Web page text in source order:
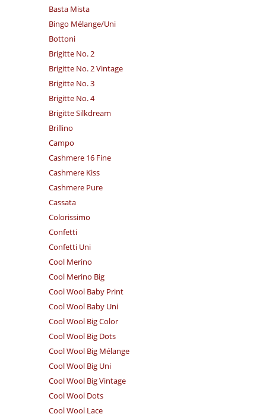
Basta Mista
Bingo Mélange/​Uni
Bottoni
Brigitte No. 2
Brigitte No. 2 Vintage
Brigitte No. 3
Brigitte No. 4
Brigitte Silkdream
Brillino
Campo
Cashmere 16 Fine
Cashmere Kiss
Cashmere Pure
Cassata
Colorissimo
Confetti
Confetti Uni
Cool Merino
Cool Merino Big
Cool Wool Baby Print
Cool Wool Baby Uni
Cool Wool Big Color
Cool Wool Big Dots
Cool Wool Big Mélange
Cool Wool Big Uni
Cool Wool Big Vintage
Cool Wool Dots
Cool Wool Lace